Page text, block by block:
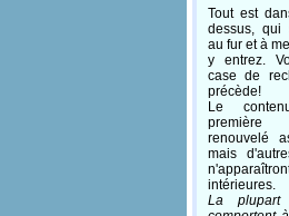
Tout est
dessus, qui
au fur et à
y entrez.
case de
précède!
Le
renouvelé
mais
intérieures.
La plupart